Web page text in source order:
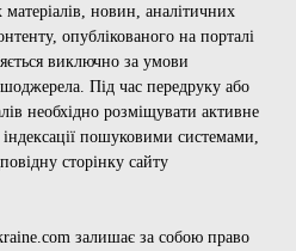
новин, аналітичних
опублікованого на порталі
виключно за умови
Під час передруку або
необхідно розміщувати активне
пошуковими системами,
сторінку сайту
залишає за собою право